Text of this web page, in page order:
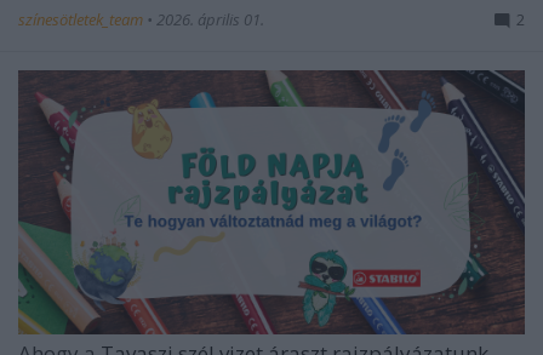
színesötletek_team • 2026. április 01. 2